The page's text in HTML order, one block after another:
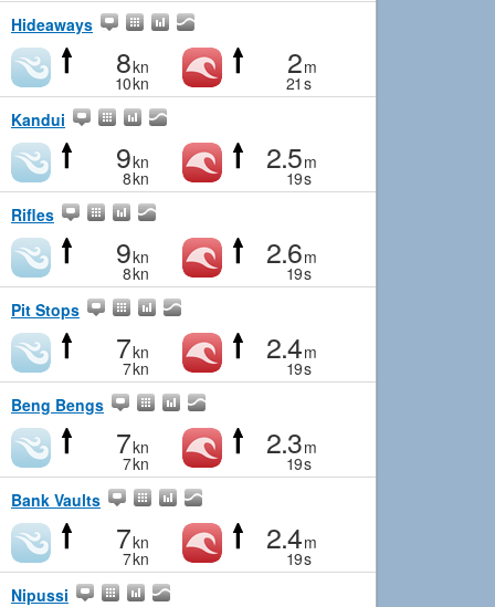
Hideaways
8kn
10kn
2m
21 s
Kandui
9kn
8kn
2.5m
19s
Rifles
9kn
8kn
2.6m
19s
Pit Stops
7kn
7kn
2.4m
19s
Beng Bengs
7kn
7kn
2.3m
19s
Bank Vaults
7kn
7kn
2.4m
19s
Nipussi